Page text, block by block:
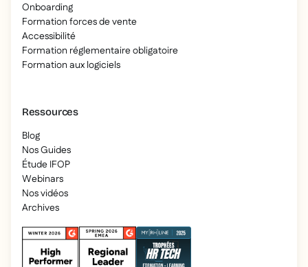
Onboarding
Formation forces de vente
Accessibilité
Formation réglementaire obligatoire
Formation aux logiciels
Ressources
Blog
Nos Guides
Étude IFOP
Webinars
Nos vidéos
Archives